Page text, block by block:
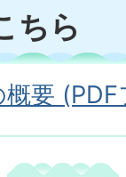
ちら
概要